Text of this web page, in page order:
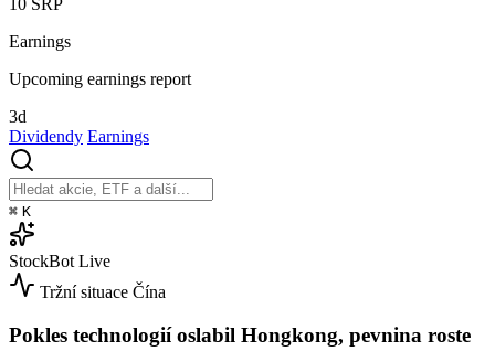
10 SRP
Earnings
Upcoming earnings report
3d
Dividendy Earnings
⌘ K
StockBot Live
Tržní situace Čína
Pokles technologií oslabil Hongkong, pevnina roste